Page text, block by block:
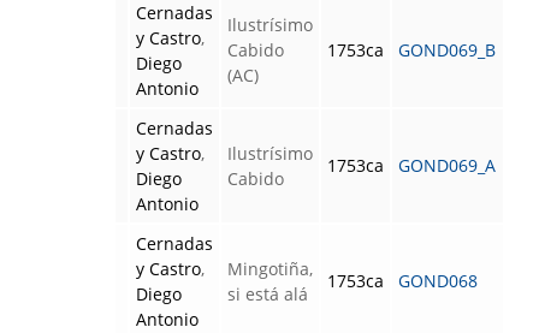
Cernadas
y Castro,
Diego
Antonio
Ilustrísimo
Cabido
(AC)
1753ca GOND069_B
Cernadas
y Castro,
Diego
Antonio
Ilustrísimo
Cabido
1753ca GOND069_A
Cernadas
y Castro,
Diego
Antonio
Mingotiña,
si está alá
1753ca GOND068